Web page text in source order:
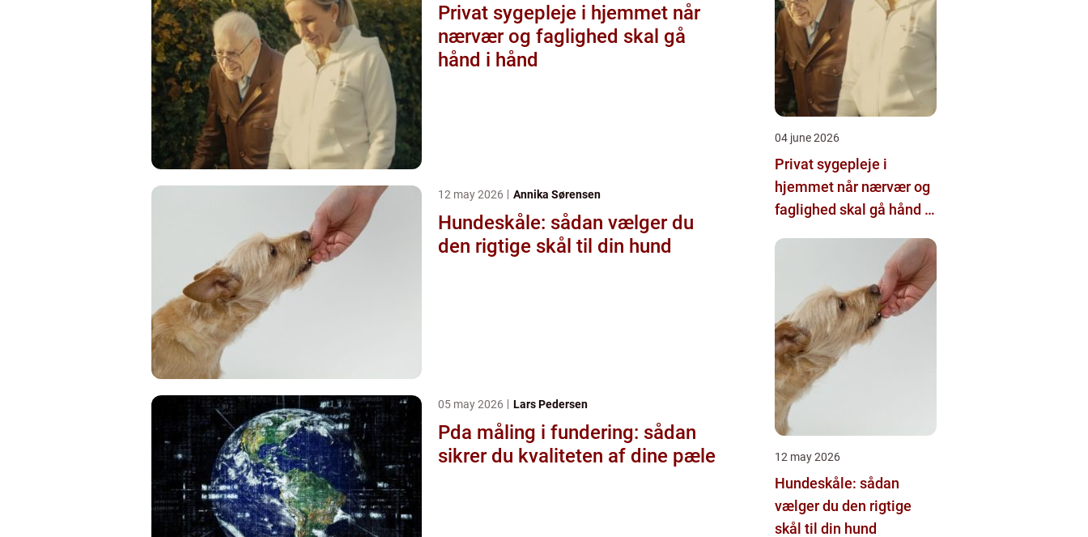
Privat sygepleje i hjemmet når
nærvær og faglighed skal gå
hånd i hånd
12 may 2026 Annika Sørensen
Hundeskåle: sådan vælger du
den rigtige skål til din hund
05 may 2026 Lars Pedersen
Pda måling i fundering: sådan
sikrer du kvaliteten af dine pæle
04 june 2026
Privat sygepleje i
hjemmet når nærvær og
faglighed skal gå hånd i
12 may 2026
Hundeskåle: sådan
vælger du den rigtige
skål til din hund